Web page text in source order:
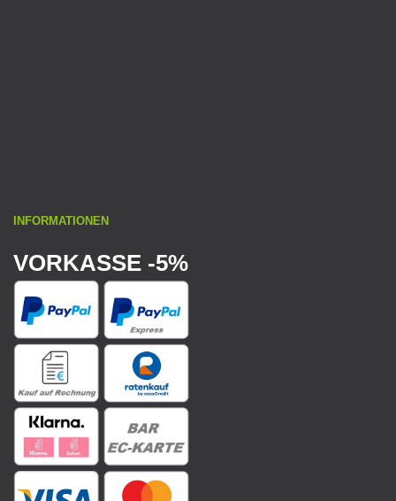
INFORMATIONEN
VORKASSE -5%